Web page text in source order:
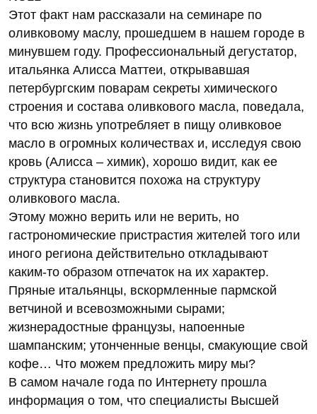
Этот факт нам рассказали на семинаре по
оливковому маслу, прошедшем в нашем городе в
минувшем году. Профессиональный дегустатор,
итальянка Алисса Маттеи, открывавшая
петербургским поварам секреты химического
строения и состава оливкового масла, поведала,
что всю жизнь употребляет в пищу оливковое
масло в огромных количествах и, исследуя свою
кровь (Алисса – химик), хорошо видит, как ее
структура становится похожа на структуру
оливкового масла.
Этому можно верить или не верить, но
гастрономические пристрастия жителей того или
иного региона действительно откладывают
каким-то образом отпечаток на их характер.
Пряные итальянцы, вскормленные пармской
ветчиной и всевозможными сырами;
жизнерадостные французы, напоенные
шампанским; утонченные венцы, смакующие свой
кофе… Что можем предложить миру мы?
В самом начале года по Интернету прошла
информация о том, что специалисты Высшей